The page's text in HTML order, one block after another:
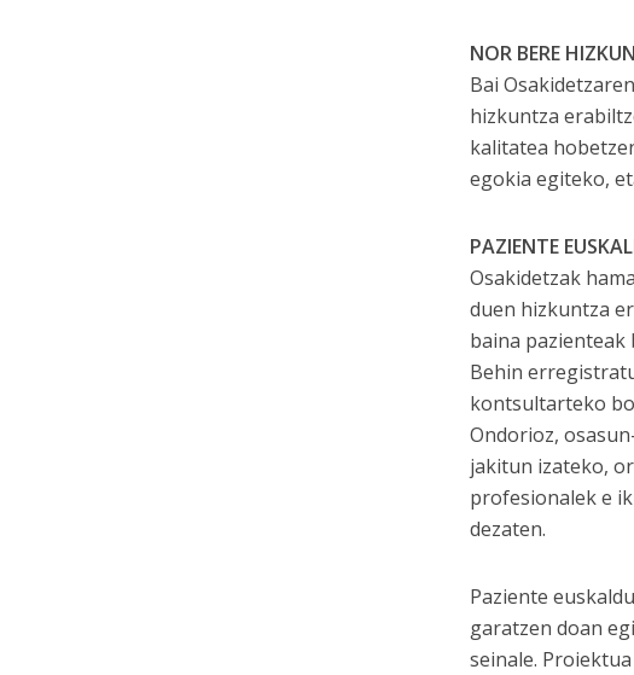
NOR BERE
Bai
hizkuntza
kalitatea
egokia egiteko,
PAZIENTE
Osakidetzak
duen hizkuntza
baina pazienteak
Behin
kontsultarteko
Ondorioz,
jakitun izateko,
profesionalek e
dezaten.
Paziente
garatzen doan
seinale.